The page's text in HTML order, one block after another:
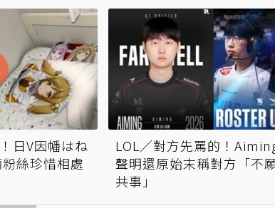
日V因幡はね
絲珍惜相處
LOL／對方先罵的！
聲明還原始末稱對方「不
共事」